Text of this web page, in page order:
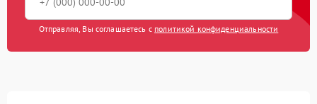
Отправляя, Вы соглашаетесь с политикой конфиденциальности